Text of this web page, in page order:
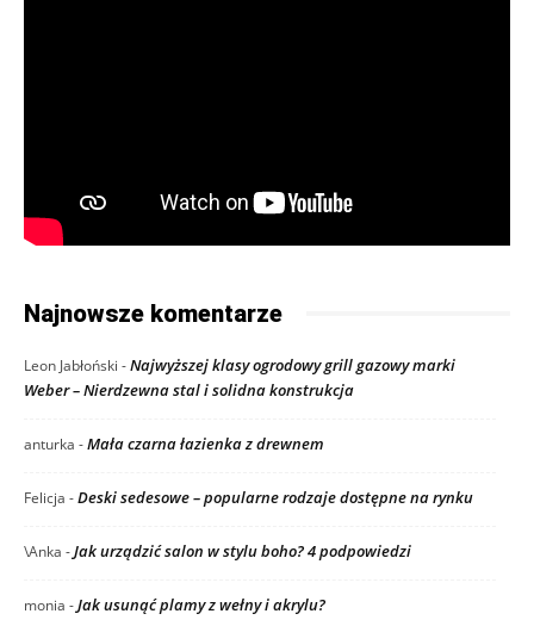
Najnowsze komentarze
Leon Jabłoński -Najwyższej klasy ogrodowy grill gazowy marki
Weber – Nierdzewna stal i solidna konstrukcja
anturka -Mała czarna łazienka z drewnem
Felicja -Deski sedesowe – popularne rodzaje dostępne na rynku
\Anka -Jak urządzić salon w stylu boho? 4 podpowiedzi
monia -Jak usunąć plamy z wełny i akrylu?